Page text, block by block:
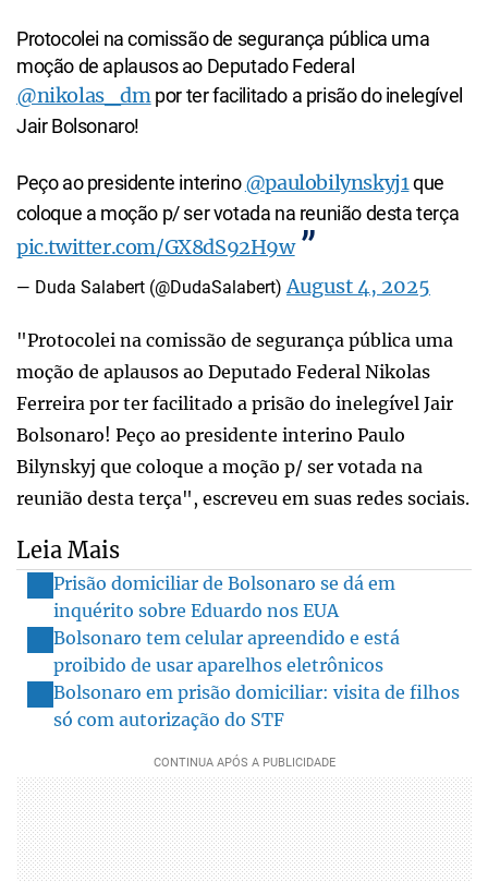
Protocolei na comissão de segurança pública uma
moção de aplausos ao Deputado Federal
@nikolas_dm por ter facilitado a prisão do inelegível
Jair Bolsonaro!
Peço ao presidente interino@paulobilynskyj1que
coloque a moção p/ ser votada na reunião desta terça
pic.twitter.com/GX8dS92H9w
— Duda Salabert (@DudaSalabert) August 4, 2025
"Protocolei na comissão de segurança pública uma
moção de aplausos ao Deputado Federal Nikolas
Ferreira por ter facilitado a prisão do inelegível Jair
Bolsonaro! Peço ao presidente interino Paulo
Bilynskyj que coloque a moção p/ ser votada na
reunião desta terça", escreveu em suas redes sociais.
Leia Mais
Prisão domiciliar de Bolsonaro se dá em
inquérito sobre Eduardo nos EUA
Bolsonaro tem celular apreendido e está
proibido de usar aparelhos eletrônicos
Bolsonaro em prisão domiciliar: visita de filhos
só com autorização do STF